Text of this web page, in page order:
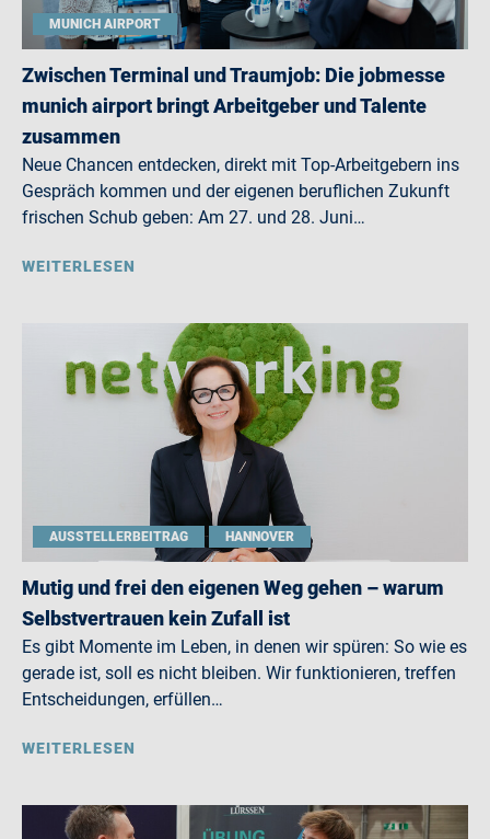
MUNICH AIRPORT
Zwischen Terminal und Traumjob: Die jobmesse
munich airport bringt Arbeitgeber und Talente
zusammen
Neue Chancen entdecken, direkt mit Top-Arbeitgebern ins
Gespräch kommen und der eigenen beruflichen Zukunft
frischen Schub geben: Am 27. und 28. Juni…
WEITERLESEN
AUSSTELLERBEITRAG HANNOVER
Mutig und frei den eigenen Weg gehen – warum
Selbstvertrauen kein Zufall ist
Es gibt Momente im Leben, in denen wir spüren: So wie es
gerade ist, soll es nicht bleiben. Wir funktionieren, treffen
Entscheidungen, erfüllen…
WEITERLESEN